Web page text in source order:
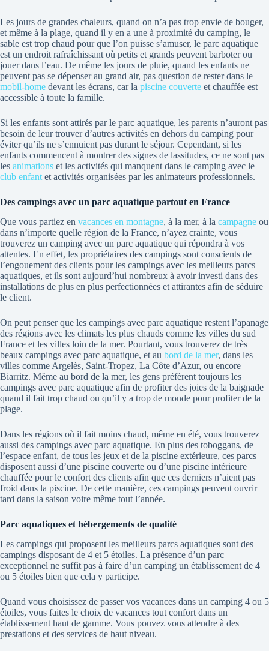
Les jours de grandes chaleurs, quand on n’a pas trop envie de bouger,
et même à la plage, quand il y en a une à proximité du camping, le
sable est trop chaud pour que l’on puisse s’amuser, le parc aquatique
est un endroit rafraîchissant où petits et grands peuvent barboter ou
jouer dans l’eau. De même les jours de pluie, quand les enfants ne
peuvent pas se dépenser au grand air, pas question de rester dans le
mobil-home devant les écrans, car la piscine couverte et chauffée est
accessible à toute la famille.
Si les enfants sont attirés par le parc aquatique, les parents n’auront pas
besoin de leur trouver d’autres activités en dehors du camping pour
éviter qu’ils ne s’ennuient pas durant le séjour. Cependant, si les
enfants commencent à montrer des signes de lassitudes, ce ne sont pas
les animations et les activités qui manquent dans le camping avec le
club enfant et activités organisées par les animateurs professionnels.
Des campings avec un parc aquatique partout en France
Que vous partiez en vacances en montagne, à la mer, à la campagne ou
dans n’importe quelle région de la France, n’ayez crainte, vous
trouverez un camping avec un parc aquatique qui répondra à vos
attentes. En effet, les propriétaires des campings sont conscients de
l’engouement des clients pour les campings avec les meilleurs parcs
aquatiques, et ils sont aujourd’hui nombreux à avoir investi dans des
installations de plus en plus perfectionnées et attirantes afin de séduire
le client.
On peut penser que les campings avec parc aquatique restent l’apanage
des régions avec les climats les plus chauds comme les villes du sud
France et les villes loin de la mer. Pourtant, vous trouverez de très
beaux campings avec parc aquatique, et au bord de la mer, dans les
villes comme Argelès, Saint-Tropez, La Côte d’Azur, ou encore
Biarritz. Même au bord de la mer, les gens préfèrent toujours les
campings avec parc aquatique afin de profiter des joies de la baignade
quand il fait trop chaud ou qu’il y a trop de monde pour profiter de la
plage.
Dans les régions où il fait moins chaud, même en été, vous trouverez
aussi des campings avec parc aquatique. En plus des toboggans, de
l’espace enfant, de tous les jeux et de la piscine extérieure, ces parcs
disposent aussi d’une piscine couverte ou d’une piscine intérieure
chauffée pour le confort des clients afin que ces derniers n’aient pas
froid dans la piscine. De cette manière, ces campings peuvent ouvrir
tard dans la saison voire même tout l’année.
Parc aquatiques et hébergements de qualité
Les campings qui proposent les meilleurs parcs aquatiques sont des
campings disposant de 4 et 5 étoiles. La présence d’un parc
exceptionnel ne suffit pas à faire d’un camping un établissement de 4
ou 5 étoiles bien que cela y participe.
Quand vous choisissez de passer vos vacances dans un camping 4 ou 5
étoiles, vous faites le choix de vacances tout confort dans un
établissement haut de gamme. Vous pouvez vous attendre à des
prestations et des services de haut niveau.